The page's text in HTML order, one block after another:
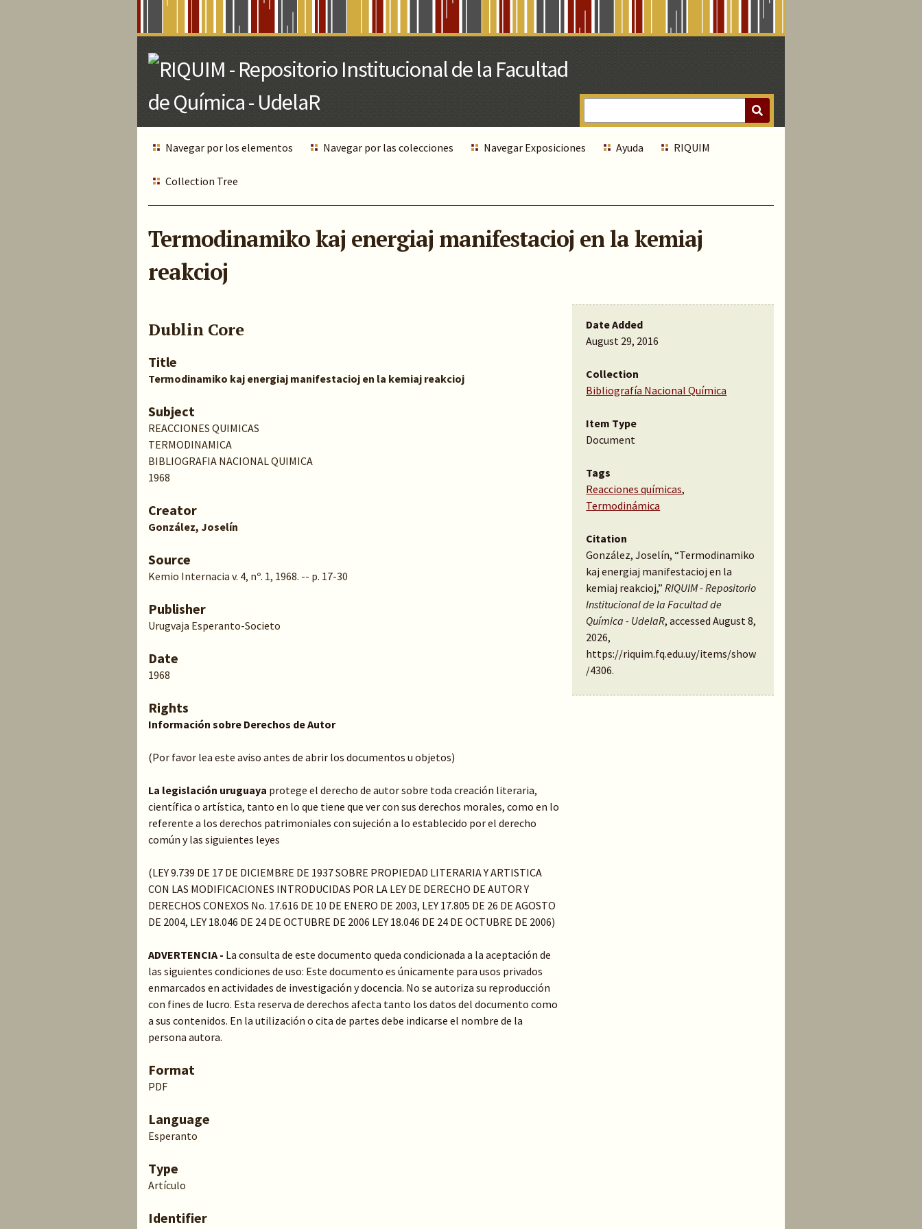
Navegar por los elementos Navegar por las colecciones Navegar Exposiciones Ayuda RIQUIM
Collection Tree
Termodinamiko kaj energiaj manifestacioj en la kemiaj
reakcioj
Dublin Core
Title
Termodinamiko kaj energiaj manifestacioj en la kemiaj reakcioj
Subject
REACCIONES QUIMICAS
TERMODINAMICA
BIBLIOGRAFIA NACIONAL QUIMICA
1968
Creator
González, Joselín
Source
Kemio Internacia v. 4, nº. 1, 1968. -- p. 17-30
Publisher
Urugvaja Esperanto-Societo
Date
1968
Rights
Información sobre Derechos de Autor
(Por favor lea este aviso antes de abrir los documentos u objetos)
La legislación uruguaya protege el derecho de autor sobre toda creación literaria,
científica o artística, tanto en lo que tiene que ver con sus derechos morales, como en lo
referente a los derechos patrimoniales con sujeción a lo establecido por el derecho
común y las siguientes leyes
(LEY 9.739 DE 17 DE DICIEMBRE DE 1937 SOBRE PROPIEDAD LITERARIA Y ARTISTICA
CON LAS MODIFICACIONES INTRODUCIDAS POR LA LEY DE DERECHO DE AUTOR Y
DERECHOS CONEXOS No. 17.616 DE 10 DE ENERO DE 2003, LEY 17.805 DE 26 DE AGOSTO
DE 2004, LEY 18.046 DE 24 DE OCTUBRE DE 2006 LEY 18.046 DE 24 DE OCTUBRE DE 2006)
ADVERTENCIA - La consulta de este documento queda condicionada a la aceptación de
las siguientes condiciones de uso: Este documento es únicamente para usos privados
enmarcados en actividades de investigación y docencia. No se autoriza su reproducción
con fines de lucro. Esta reserva de derechos afecta tanto los datos del documento como
a sus contenidos. En la utilización o cita de partes debe indicarse el nombre de la
persona autora.
Format
PDF
Language
Esperanto
Type
Artículo
Identifier
Date Added
August 29, 2016
Collection
Bibliografía Nacional Química
Item Type
Document
Tags
Reacciones químicas,
Termodinámica
Citation
González, Joselín, “Termodinamiko
kaj energiaj manifestacioj en la
kemiaj reakcioj,”RIQUIM - Repositorio
Institucional de la Facultad de
Química - UdelaR, accessed August 8,
2026,
https://riquim.fq.edu.uy/items/show
/4306.